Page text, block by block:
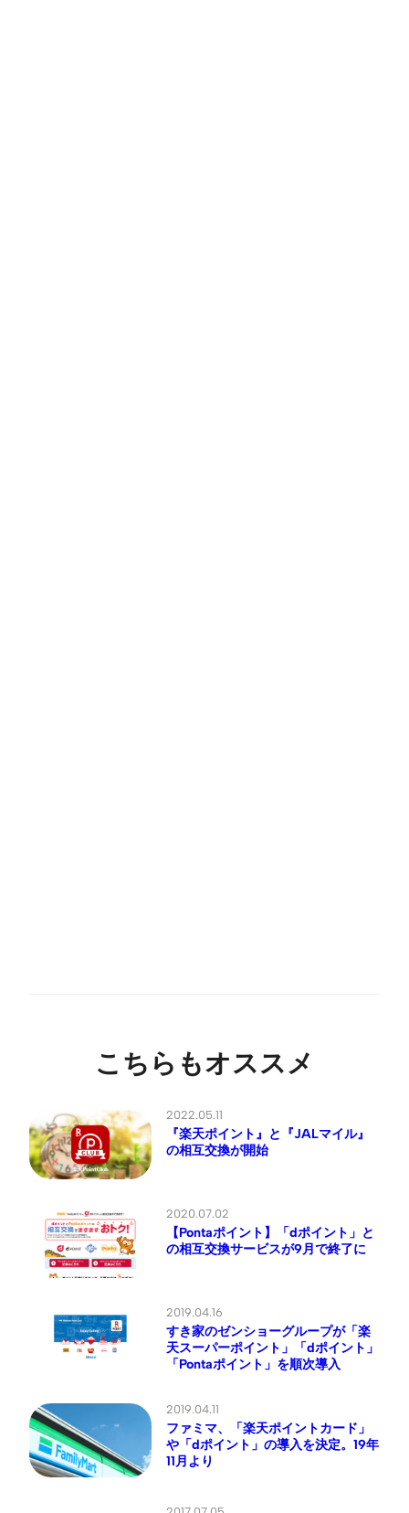
こちらもオススメ
2022.05.11
『楽天ポイント』と『JALマイル』
の相互交換が開始
2020.07.02
【Pontaポイント】「dポイント」と
の相互交換サービスが9月で終了に
2019.04.16
すき家のゼンショーグループが「楽
天スーパーポイント」「dポイント」
「Pontaポイント」を順次導入
2019.04.11
ファミマ、「楽天ポイントカード」
や「dポイント」の導入を決定。19年
11月より